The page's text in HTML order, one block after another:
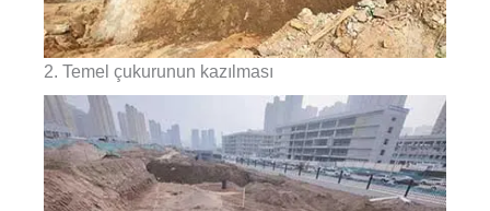
2. Temel çukurunun kazılması